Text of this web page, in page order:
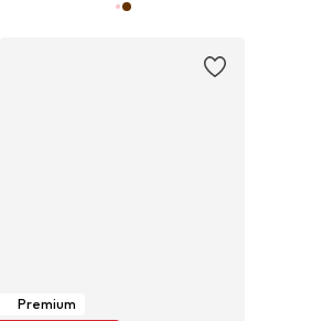
Premium